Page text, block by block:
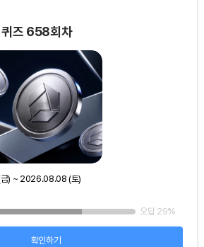
즈 658회차
) ~ 2026.08.08 (토)
오답 29%
확인하기